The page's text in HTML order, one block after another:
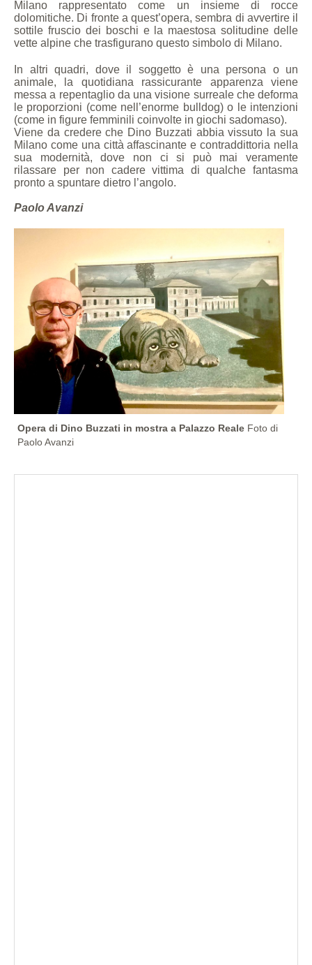
Milano rappresentato come un insieme di rocce
dolomitiche. Di fronte a quest’opera, sembra di avvertire il
sottile fruscio dei boschi e la maestosa solitudine delle
vette alpine che trasfigurano questo simbolo di Milano.
In altri quadri, dove il soggetto è una persona o un
animale, la quotidiana rassicurante apparenza viene
messa a repentaglio da una visione surreale che deforma
le proporzioni (come nell’enorme bulldog) o le intenzioni
(come in figure femminili coinvolte in giochi sadomaso).
Viene da credere che Dino Buzzati abbia vissuto la sua
Milano come una città affascinante e contraddittoria nella
sua modernità, dove non ci si può mai veramente
rilassare per non cadere vittima di qualche fantasma
pronto a spuntare dietro l’angolo.
Paolo Avanzi
Opera di Dino Buzzati in mostra a Palazzo Reale Foto di
Paolo Avanzi